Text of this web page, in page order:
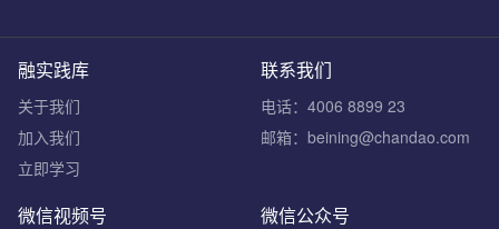
联系我们
电话：4006 8899 23
邮箱：beining@chandao.com
融实践库
关于我们
加入我们
立即学习
微信公众号
微信视频号